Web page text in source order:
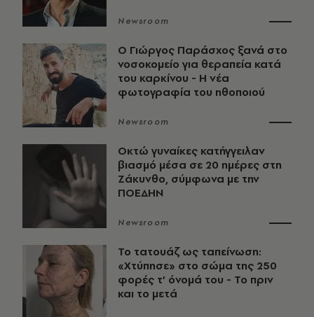
Newsroom
O Γιώργος Παράσχος ξανά στο
νοσοκομείο για θεραπεία κατά
του καρκίνου - Η νέα
φωτογραφία του ηθοποιού
Newsroom
Οκτώ γυναίκες κατήγγειλαν
βιασμό μέσα σε 20 ημέρες στη
Ζάκυνθο, σύμφωνα με την
ΠΟΕΔΗΝ
Newsroom
Το τατουάζ ως ταπείνωση:
«Χτύπησε» στο σώμα της 250
φορές τ’ όνομά του - Το πριν
και το μετά